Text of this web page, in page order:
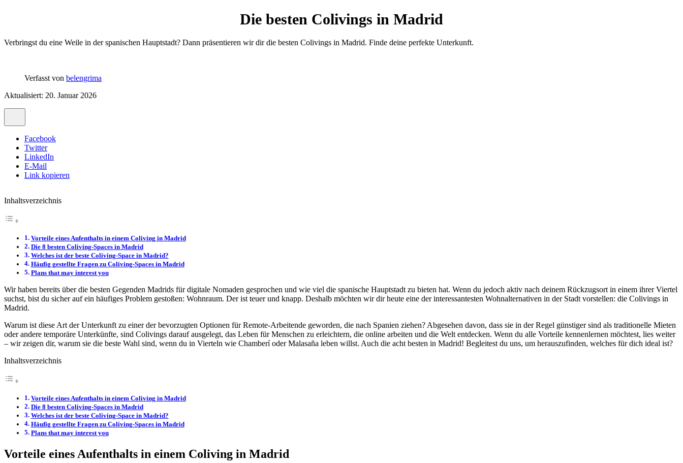
Die besten Colivings in Madrid
Verbringst du eine Weile in der spanischen Hauptstadt? Dann präsentieren wir dir die besten Colivings in Madrid. Finde deine perfekte Unterkunft.
Verfasst von belengrima
Aktualisiert: 20. Januar 2026
Facebook
Twitter
LinkedIn
E-Mail
Link kopieren
Inhaltsverzeichnis
Vorteile eines Aufenthalts in einem Coliving in Madrid
Die 8 besten Coliving-Spaces in Madrid
Welches ist der beste Coliving-Space in Madrid?
Häufig gestellte Fragen zu Coliving-Spaces in Madrid
Plans that may interest you
Wir haben bereits über die besten Gegenden Madrids für digitale Nomaden gesprochen und wie viel die spanische Hauptstadt zu bieten hat. Wenn du jedoch aktiv nach deinem Rückzugsort in einem ihrer Viertel
suchst, bist du sicher auf ein häufiges Problem gestoßen: Wohnraum. Der ist teuer und knapp. Deshalb möchten wir dir heute eine der interessantesten Wohnalternativen in der Stadt vorstellen: die Colivings in
Madrid.
Warum ist diese Art der Unterkunft zu einer der bevorzugten Optionen für Remote-Arbeitende geworden, die nach Spanien ziehen? Abgesehen davon, dass sie in der Regel günstiger sind als traditionelle Mieten
oder andere temporäre Unterkünfte, sind Colivings darauf ausgelegt, das Leben für Menschen zu erleichtern, die online arbeiten und die Welt entdecken. Wenn du alle Vorteile kennenlernen möchtest, lies weiter
– wir zeigen dir, warum sie die beste Wahl sind, wenn du in Vierteln wie Chamberí oder Malasaña leben willst. Auch die acht besten in Madrid! Begleitest du uns, um herauszufinden, welches für dich ideal ist?
Inhaltsverzeichnis
Vorteile eines Aufenthalts in einem Coliving in Madrid
Die 8 besten Coliving-Spaces in Madrid
Welches ist der beste Coliving-Space in Madrid?
Häufig gestellte Fragen zu Coliving-Spaces in Madrid
Plans that may interest you
Vorteile eines Aufenthalts in einem Coliving in Madrid